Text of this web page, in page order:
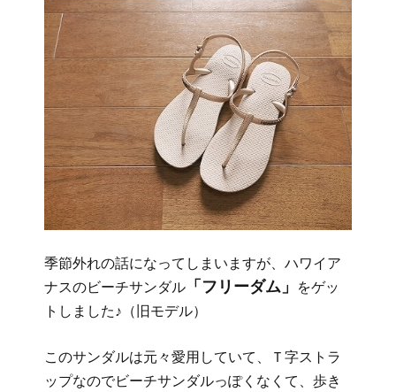
季節外れの話になってしまいますが、ハワイア
ナスのビーチサンダル 「フリーダム」
をゲッ
トしました♪（旧モデル）
このサンダルは元々愛用していて、Ｔ字ストラ
ップなのでビーチサンダルっぽくなくて、歩き